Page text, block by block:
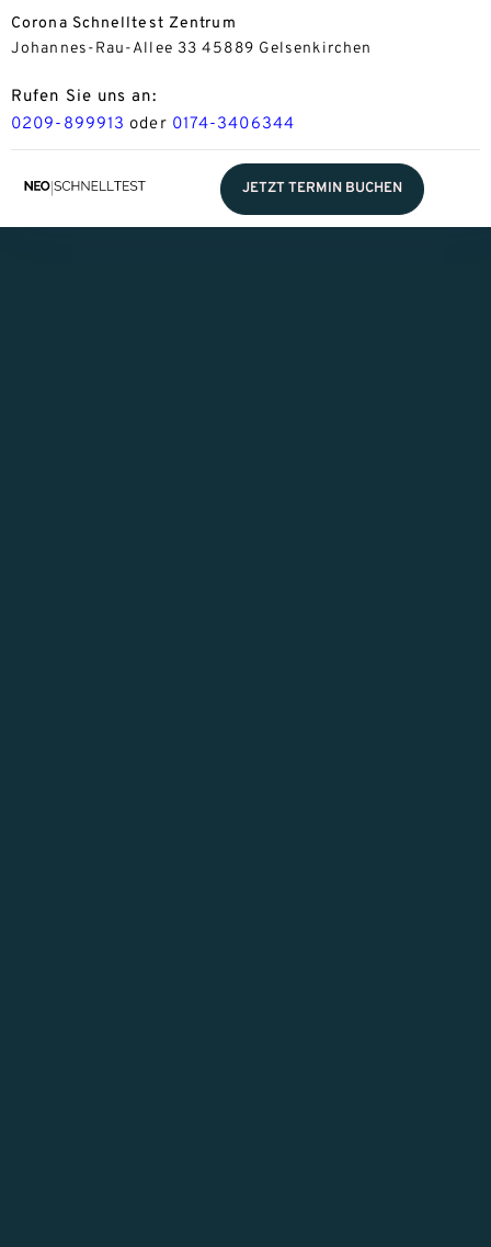
Corona Schnelltest Zentrum
Johannes-Rau-Allee 33 45889 Gelsenkirchen
Rufen Sie uns an:
0209-899913 oder 0174-3406344
JETZT TERMIN BUCHEN